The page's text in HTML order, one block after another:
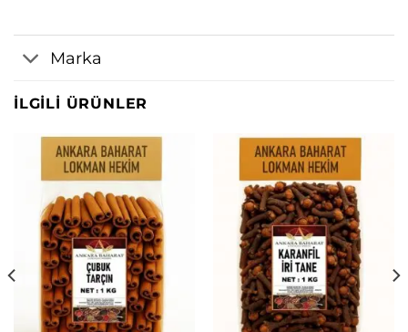
Marka
İLGILI ÜRÜNLER